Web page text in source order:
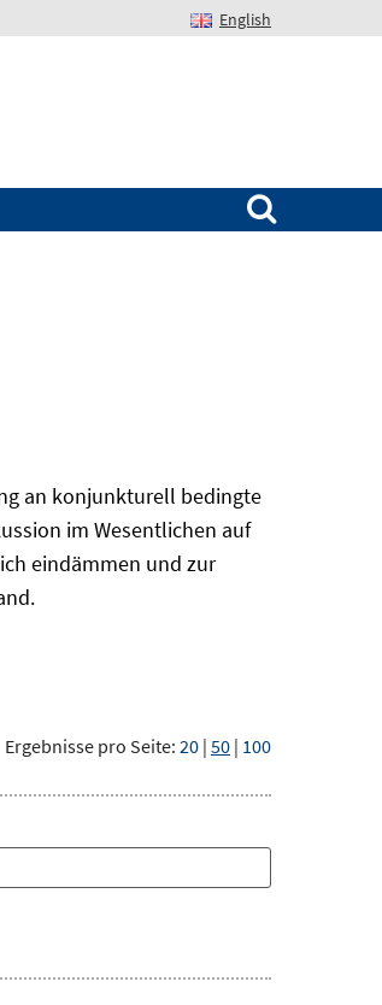
English
Suchen nach:
an konjunkturell bedingte
im Wesentlichen auf
eindämmen und zur
Ergebnisse pro Seite: 20 | 50 | 100